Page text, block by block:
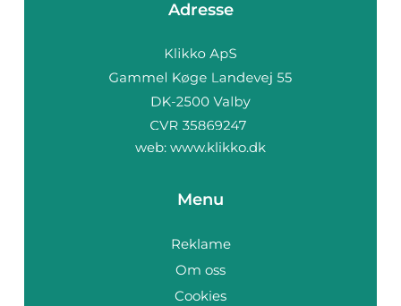
Adresse
web: www.klikko.dk
Menu
Reklame
Om oss
Cookies